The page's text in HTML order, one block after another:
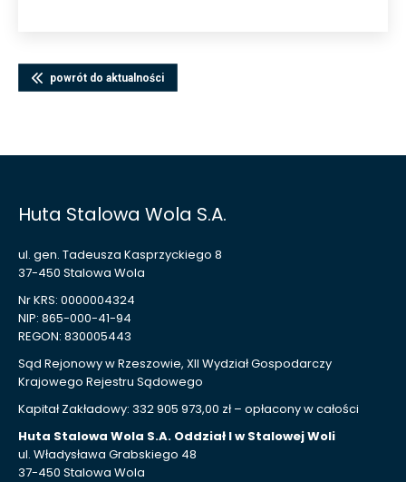
powrót do aktualności
Huta Stalowa Wola S.A.
ul. gen. Tadeusza Kasprzyckiego 8
37-450 Stalowa Wola
Nr KRS: 0000004324
NIP: 865-000-41-94
REGON: 830005443
Sąd Rejonowy w Rzeszowie, XII Wydział Gospodarczy
Krajowego Rejestru Sądowego
Kapitał Zakładowy: 332 905 973,00 zł – opłacony w całości
Huta Stalowa Wola S.A. Oddział I w Stalowej Woli
ul. Władysława Grabskiego 48
37-450 Stalowa Wola